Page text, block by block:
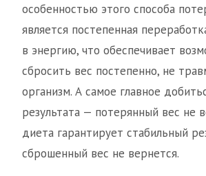
особенностью этого способа
является постепенная
в энергию, что обеспечивает
сбросить вес постепенно, не
организм. А самое главное
результата — потерянный вес не
диета гарантирует стабильный
сброшенный вес не вернется.